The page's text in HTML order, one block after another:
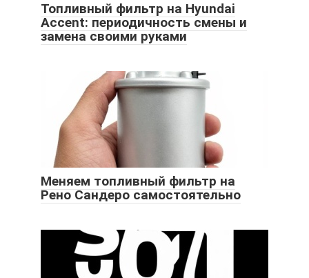
Топливный фильтр на Hyundai
Accent: периодичность смены и
замена своими руками
Меняем топливный фильтр на
Рено Сандеро самостоятельно